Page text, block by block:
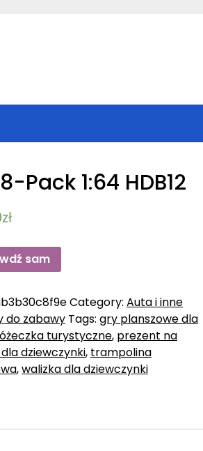
Pack 1:64 HDB12
zł
sam
Category: Auta i inne
do zabawy Tags: gry planszowe dla
turystyczne, prezent na
dziewczynki, trampolina
,walizka dla dziewczynki